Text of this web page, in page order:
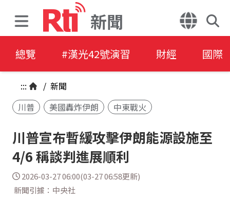
新聞
總覽 #漢光42號演習 財經 國際
::: / 新聞
川普
美國轟炸伊朗 中東戰火
川普宣布暫緩攻擊伊朗能源設施至
4/6 稱談判進展順利
2026-03-27 06:00(03-27 06:58更新)
新聞引據：中央社